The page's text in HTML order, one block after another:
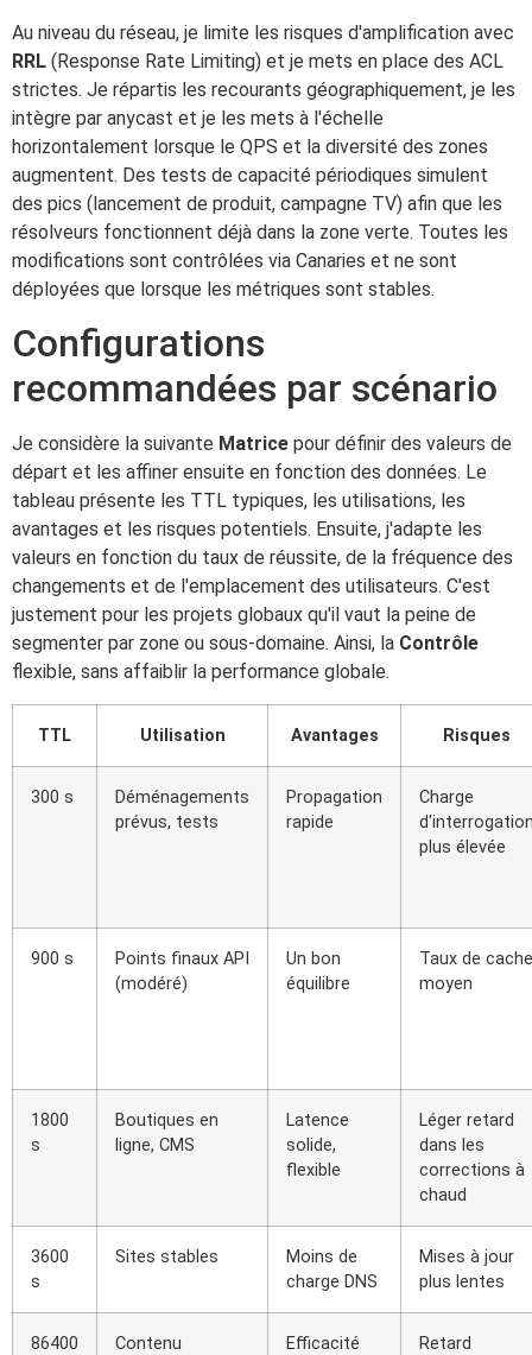
Au niveau du réseau, je limite les risques d'amplification avec
RRL (Response Rate Limiting) et je mets en place des ACL
strictes. Je répartis les recourants géographiquement, je les
intègre par anycast et je les mets à l'échelle
horizontalement lorsque le QPS et la diversité des zones
augmentent. Des tests de capacité périodiques simulent
des pics (lancement de produit, campagne TV) afin que les
résolveurs fonctionnent déjà dans la zone verte. Toutes les
modifications sont contrôlées via Canaries et ne sont
déployées que lorsque les métriques sont stables.
Configurations
recommandées par scénario
Je considère la suivante Matrice pour définir des valeurs de
départ et les affiner ensuite en fonction des données. Le
tableau présente les TTL typiques, les utilisations, les
avantages et les risques potentiels. Ensuite, j'adapte les
valeurs en fonction du taux de réussite, de la fréquence des
changements et de l'emplacement des utilisateurs. C'est
justement pour les projets globaux qu'il vaut la peine de
segmenter par zone ou sous-domaine. Ainsi, la Contrôle
flexible, sans affaiblir la performance globale.
TTL Utilisation Avantages Risques
300 s
Déménagements
prévus, tests
Propagation
rapide
Charge
plus élevée
900 s
Points finaux API
(modéré)
Un bon
équilibre
Taux de cache
moyen
1800
s
Boutiques en
ligne, CMS
Latence
solide,
flexible
Léger retard
dans les
corrections à
chaud
3600
s
Sites stables
Moins de
charge DNS
Mises à jour
plus lentes
86400 Contenu Efficacité Retard